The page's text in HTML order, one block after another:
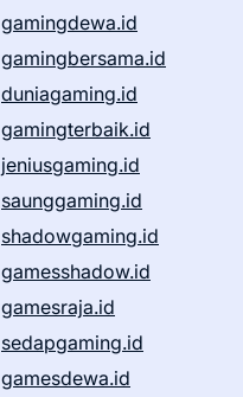
gamingdewa.id
gamingbersama.id
duniagaming.id
gamingterbaik.id
jeniusgaming.id
saunggaming.id
shadowgaming.id
gamesshadow.id
gamesraja.id
sedapgaming.id
gamesdewa.id